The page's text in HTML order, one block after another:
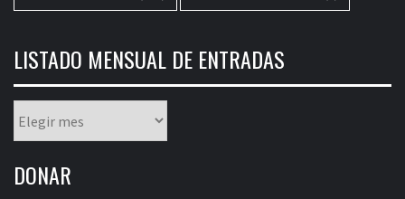
LISTADO MENSUAL DE ENTRADAS
mensual
entradas
DONAR